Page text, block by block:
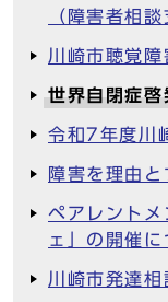
（障害者相
川崎市聴覚
世界自閉症
令和7年度川
障害を理由
ペアレントメ
ェ」の開催に
川崎市発達